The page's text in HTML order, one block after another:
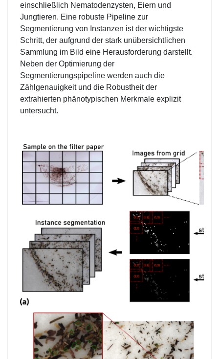
einschließlich Nematodenzysten, Eiern und
Jungtieren. Eine robuste Pipeline zur
Segmentierung von Instanzen ist der wichtigste
Schritt, der aufgrund der stark unübersichtlichen
Sammlung im Bild eine Herausforderung darstellt.
Neben der Optimierung der
Segmentierungspipeline werden auch die
Zählgenauigkeit und die Robustheit der
extrahierten phänotypischen Merkmale explizit
untersucht.